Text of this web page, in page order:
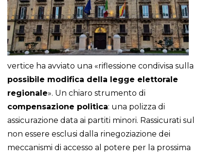
vertice ha avviato una «riflessione condivisa sulla
possibile modifica della legge elettorale
regionale». Un chiaro strumento di
compensazione politica: una polizza di
assicurazione data ai partiti minori. Rassicurati sul
non essere esclusi dalla rinegoziazione dei
meccanismi di accesso al potere per la prossima